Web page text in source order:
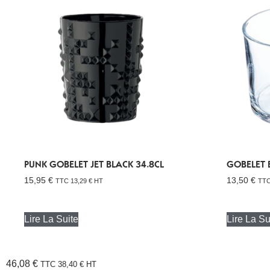
PUNK GOBELET JET BLACK 34.8CL
15,95 € TTC 13,29 € HT
Lire La Suite
GOBELET
13,50 €
Lire La
46,08 € TTC 38,40 € HT